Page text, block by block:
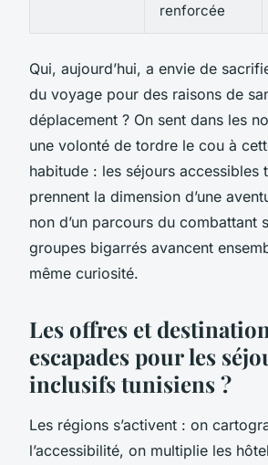
renforcée
Qui, aujourd’hui, a envie de
du voyage pour des raisons de
déplacement ? On sent dans les
une volonté de tordre le cou à
habitude : les séjours accessibles
prennent la dimension d’une
non d’un parcours du combattant
groupes bigarrés avancent
même curiosité.
Les offres et
escapades pour les
inclusifs tunisiens ?
Les régions s’activent : on
l’accessibilité, on multiplie les